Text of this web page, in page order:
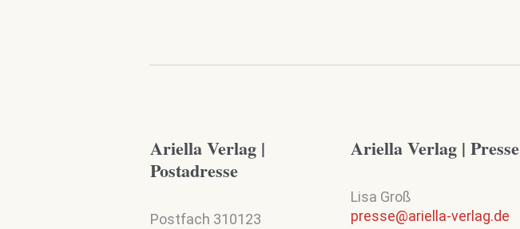
Ariella Verlag |
Postadresse
Postfach 310123
Ariella Verlag | Presse
Lisa Groß
presse@ariella-verlag.de